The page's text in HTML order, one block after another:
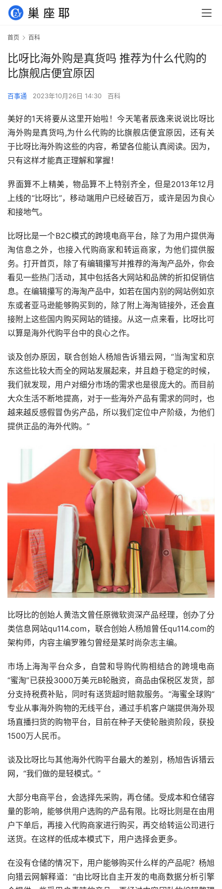
首页 百科
比呀比海外购是真货吗 推荐为什么代购的
比旗舰店便宜原因
百事通 2023年10月26日 14:30 百科
美好的1天将要从这里开始啦！今天笔者辰逸来说说比呀比
海外购是真货吗,为什么代购的比旗舰店便宜原因，还有关
于比呀比海外购这些的内容，希望各位能认真阅读。因为，
只有这样才能真正理解和掌握！
界面算不上精美，物品算不上特别齐全，但是2013年12月
上线的“比呀比”，移动端用户已经破百万，或许是因为良心
和接地气。
比呀比是一个B2C模式的跨境电商平台，除了为用户提供海
淘信息之外，也接入代购商家和转运商家，为他们提供服
务。打开首页，除了有编辑攥写并推荐的海淘产品外，你会
看见一些热门活动，其中包括各大网站和品牌的折扣促销信
息。在编辑攥写的海淘产品中，如若在国内别的网站例如京
东或者亚马逊能够购买到的，除了附上海淘链接外，还会直
接附上这些国内购买网站的链接。从这一点来看，比呀比可
以算是海外代购平台中的良心之作。
谈及创办原因，联合创始人杨旭告诉猎云网，“当淘宝和京
东这些比较大而全的网站发展起来，并且趋于稳定的时候，
我们就发现，用户对细分市场的需求也是很庞大的。而目前
大众生活不断地提高，对于一些海外产品有需求的同时，也
越来越反感假冒伪劣产品，所以我们定位中产阶级，为他们
提供正品的海外代购。”
比呀比的创始人黄浩文曾任原微软资深产品经理，创办了分
类信息网站qu114.com，联合创始人杨旭曾任qu114.com的
架构师，内容主编罗雅匀曾经是某时尚杂志主编。
市场上海淘平台众多，自营和导购代购相结合的跨境电商
“蜜淘”已获投3000万美元B轮融资，商品由保税区发货，部
分支持税费补贴，同时有送货超时赔款服务。“海蜜全球购”
专业从事海外购物的无线平台，通过手机客户端提供海外现
场直播扫货的购物平台，目前在种子天使轮融资阶段，获投
1500万人民币。
谈及比呀比与其他海外代购平台最大的差别，杨旭告诉猎云
网，“我们做的是轻模式。”
大部分电商平台，会选择先采购，再仓储。受成本和仓储容
量的影响，能够供用户选购的产品有限。比呀比则是在由用
户下单后，再接入代购商家进行购买，再交给转运公司进行
送货。在这样的低成本模式下，用户选择会更多。
在没有仓储的情况下，用户能够购买什么样的产品呢？杨旭
向猎云网解释道：“由比呀比自主开发的电商数据分析引擎